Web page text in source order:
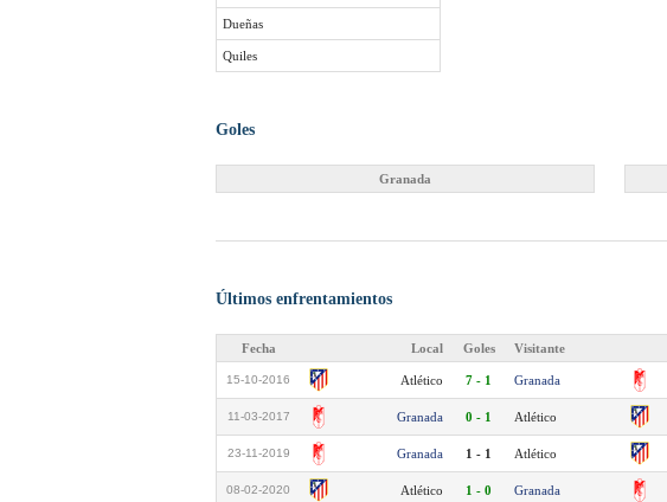
Dueñas
Quiles
Goles
Granada
Últimos enfrentamientos
Fecha Local Goles Visitante
15-10-2016 Atlético 7 - 1 Granada
11-03-2017 Granada 0 - 1 Atlético
23-11-2019 Granada 1 - 1 Atlético
08-02-2020 Atlético 1 - 0 Granada